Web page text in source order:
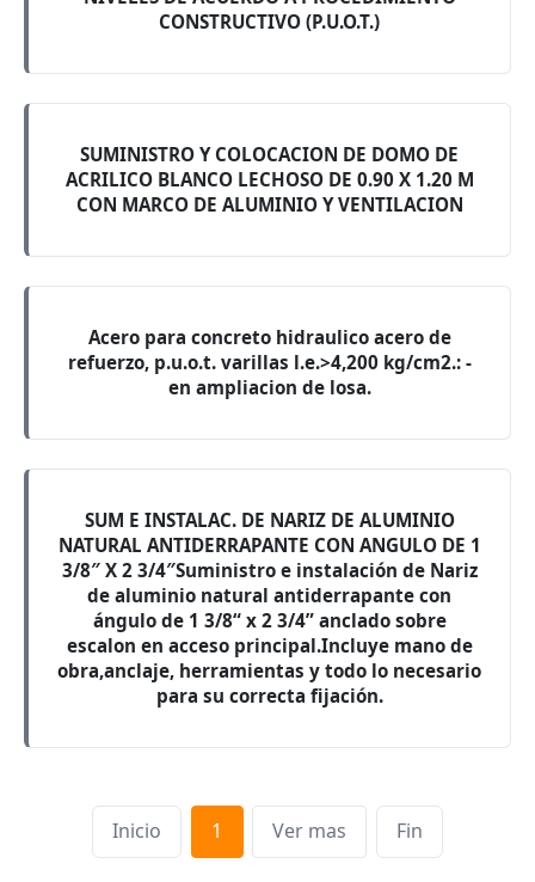
CONSTRUCTIVO (P.U.O.T.)
SUMINISTRO Y COLOCACION DE DOMO DE
ACRILICO BLANCO LECHOSO DE 0.90 X 1.20 M
CON MARCO DE ALUMINIO Y VENTILACION
Acero para concreto hidraulico acero de
refuerzo, p.u.o.t. varillas l.e.>4,200 kg/cm2.: -
en ampliacion de losa.
SUM E INSTALAC. DE NARIZ DE ALUMINIO
NATURAL ANTIDERRAPANTE CON ANGULO DE 1
3/8″ X 2 3/4″Suministro e instalación de Nariz
de aluminio natural antiderrapante con
ángulo de 1 3/8“ x 2 3/4” anclado sobre
escalon en acceso principal.Incluye mano de
obra,anclaje, herramientas y todo lo necesario
para su correcta fijación.
Inicio 1 Ver mas Fin